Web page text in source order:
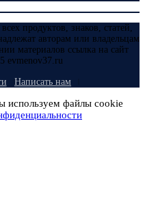
продуктов, знаков, статей,
авторам или владельцам
материалов ссылка на сайт
evmenov37.ru
Написать нам
используем файлы cookie